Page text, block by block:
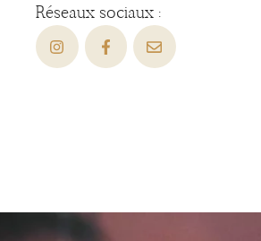
Réseaux sociaux :